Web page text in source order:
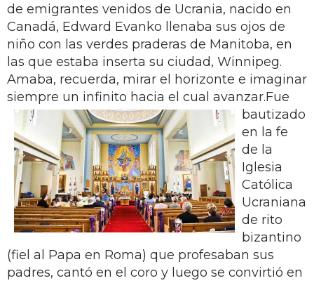
de emigrantes venidos de Ucrania, nacido en
Canadá, Edward Evanko llenaba sus ojos de
niño con las verdes praderas de Manitoba, en
las que estaba inserta su ciudad, Winnipeg.
Amaba, recuerda, mirar el horizonte e imaginar
siempre un infinito hacia el cual avanzar.Fue
bautizado
en la fe
de la
Iglesia
Católica
Ucraniana
de rito
bizantino
(fiel al Papa en Roma) que profesaban sus
padres, cantó en el coro y luego se convirtió en